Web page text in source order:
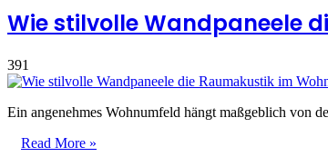
Wie stilvolle Wandpaneele
391
Ein angenehmes Wohnumfeld hängt maßgeblich von
Read More »